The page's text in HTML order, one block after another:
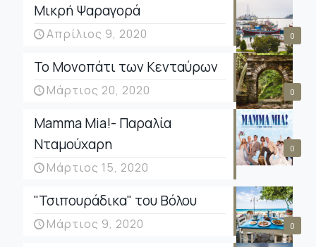
0
Μικρή Ψαραγορά
Απρίλιος 9, 2020
0
Το Μονοπάτι των Κενταύρων
Μάρτιος 20, 2020
0
Mamma Mia!- Παραλία
Νταμούχαρη
Μάρτιος 15, 2020
0
"Τσιπουράδικα" του Βόλου
Μάρτιος 9, 2020